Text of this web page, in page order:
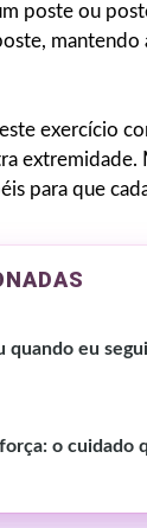
poste ou
mantendo
exercício
para que
quando eu
o